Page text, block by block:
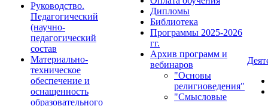
Руководство.
Педагогический
(научно-
педагогический
состав
Материально-
техническое
обеспечение и
оснащенность
образовательного
Дипломы
Библиотека
Программы 2025-2026
гг.
Архив программ и
вебинаров
"Основы
религиоведения"
"Смысловые